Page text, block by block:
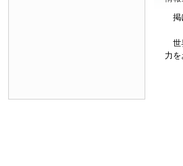
掲
世
力を